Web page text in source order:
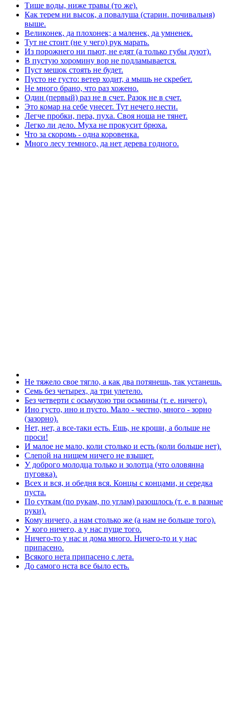
Тише воды, ниже травы (то же).
Как терем ни высок, а повалуша (старин. почивальня)
выше.
Великонек, да плохонек; а маленек, да умненек.
Тут не стоит (не у чего) рук марать.
Из порожнего ни пьют, не едят (а только губы дуют).
В пустую хоромину вор не подламывается.
Пуст мешок стоять не будет.
Пусто не густо: ветер ходит, а мышь не скребет.
Не много брано, что раз хожено.
Один (первый) раз не в счет. Разок не в счет.
Это комар на себе унесет. Тут нечего нести.
Легче пробки, пера, пуха. Своя ноша не тянет.
Легко ли дело. Муха не прокусит брюха.
Что за скоромь - одна коровенка.
Много лесу темного, да нет дерева годного.
Не тяжело свое тягло, а как два потянешь, так устанешь.
Семь без четырех, да три улетело.
Без четверти с осьмухою три осьмины (т. е. ничего).
Ино густо, ино и пусто. Мало - честно, много - зорно
(зазорно).
Нет, нет, а все-таки есть. Ешь, не кроши, а больше не
проси!
И малое не мало, коли столько и есть (коли больше нет).
Слепой на нищем ничего не взыщет.
У доброго молодца только и золотца (что оловянна
пуговка).
Всех и вся, и обедня вся. Концы с концами, и середка
пуста.
По суткам (по рукам, по углам) разошлось (т. е. в разные
руки).
Кому ничего, а нам столько же (а нам не больше того).
У кого ничего, а у нас пуще того.
Ничего-то у нас и дома много. Ничего-то и у нас
припасено.
Всякого нета припасено с лета.
До самого нста все было есть.